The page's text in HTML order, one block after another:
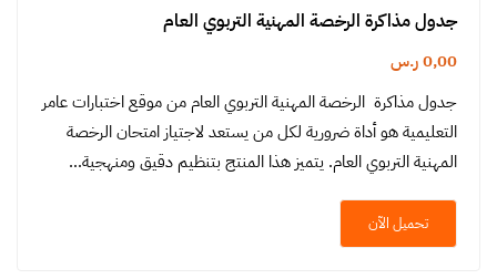
جدول مذاكرة الرخصة المهنية التربوي العام
0,00ر.س
جدول مذاكرة الرخصة المهنية التربوي العام من موقع اختبارات عامر
التعليمية هو أداة ضرورية لكل من يستعد لاجتياز امتحان الرخصة
المهنية التربوي العام. يتميز هذا المنتج بتنظيم دقيق ومنهجية…
تحميل الآن